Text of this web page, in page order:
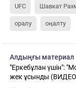
UFC Шавкат
оралу оңалту
Алдыңғы материал
"Еркебұлан үшін":
жек ұсынды